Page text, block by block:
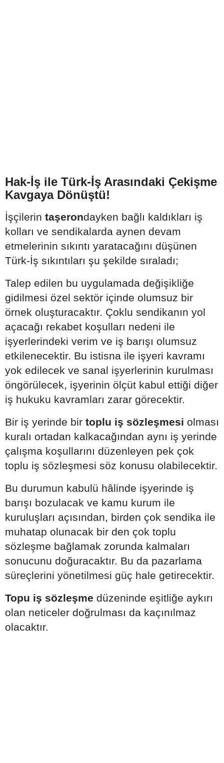
Hak-İş ile Türk-İş Arasındaki Çekişme
Kavgaya Dönüştü!
İşçilerin taşerondayken bağlı kaldıkları iş
kolları ve sendikalarda aynen devam
etmelerinin sıkıntı yaratacağını düşünen
Türk-İş sıkıntıları şu şekilde sıraladı;
Talep edilen bu uygulamada değişikliğe
gidilmesi özel sektör içinde olumsuz bir
örnek oluşturacaktır. Çoklu sendikanın yol
açacağı rekabet koşulları nedeni ile
işyerlerindeki verim ve iş barışı olumsuz
etkilenecektir. Bu istisna ile işyeri kavramı
yok edilecek ve sanal işyerlerinin kurulması
öngörülecek, işyerinin ölçüt kabul ettiği diğer
iş hukuku kavramları zarar görecektir.
Bir iş yerinde bir toplu iş sözleşmesi olması
kuralı ortadan kalkacağından aynı iş yerinde
çalışma koşullarını düzenleyen pek çok
toplu iş sözleşmesi söz konusu olabilecektir.
Bu durumun kabulü hâlinde işyerinde iş
barışı bozulacak ve kamu kurum ile
kuruluşları açısından, birden çok sendika ile
muhatap olunacak bir den çok toplu
sözleşme bağlamak zorunda kalmaları
sonucunu doğuracaktır. Bu da pazarlama
süreçlerini yönetilmesi güç hale getirecektir.
Topu iş sözleşme düzeninde eşitliğe aykırı
olan neticeler doğrulması da kaçınılmaz
olacaktır.